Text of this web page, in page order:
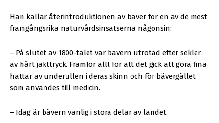
Han kallar återintroduktionen av bäver för en av de mest
framgångsrika naturvårdsinsatserna någonsin:
– På slutet av 1800-talet var bävern utrotad efter sekler
av hårt jakttryck. Framför allt för att det gick att göra fina
hattar av underullen i deras skinn och för bävergället
som användes till medicin.
– Idag är bävern vanlig i stora delar av landet.